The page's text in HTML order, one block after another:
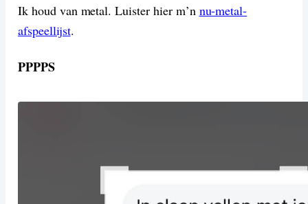
Ik houd van metal. Luister hier m’n nu-metal-
afspeellijst.
PPPPS